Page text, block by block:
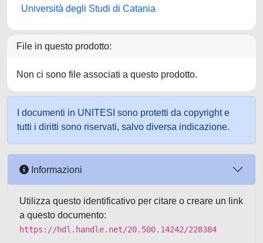
Università degli Studi di Catania
File in questo prodotto:
Non ci sono file associati a questo prodotto.
I documenti in UNITESI sono protetti da copyright e
tutti i diritti sono riservati, salvo diversa indicazione.
Informazioni
Utilizza questo identificativo per citare o creare un link
a questo documento:
https://hdl.handle.net/20.500.14242/228384